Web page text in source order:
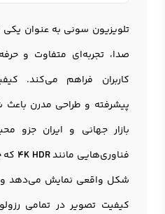
تلویزیون سونی به عنوان
صدا، تجربه‌ای متفاوت و
کاربران فراهم می‌کند.
پیشرفته و طراحی مدرن باعث
بازار جهانی و ایران جزو
فناوری‌هایی مانند4K HDR که
شکل واقعی نمایش می‌دهد و
کیفیت تصویر در تمامی